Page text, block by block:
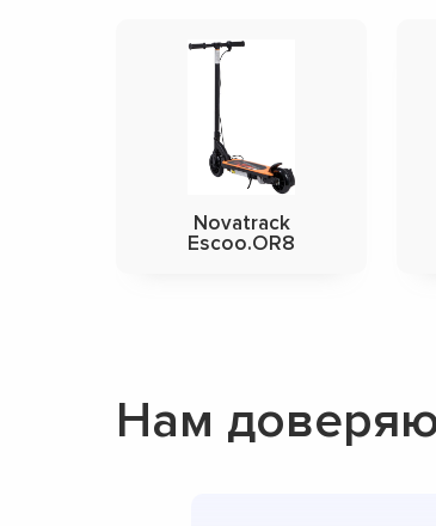
Novatrack
Escoo.OR8
Нам